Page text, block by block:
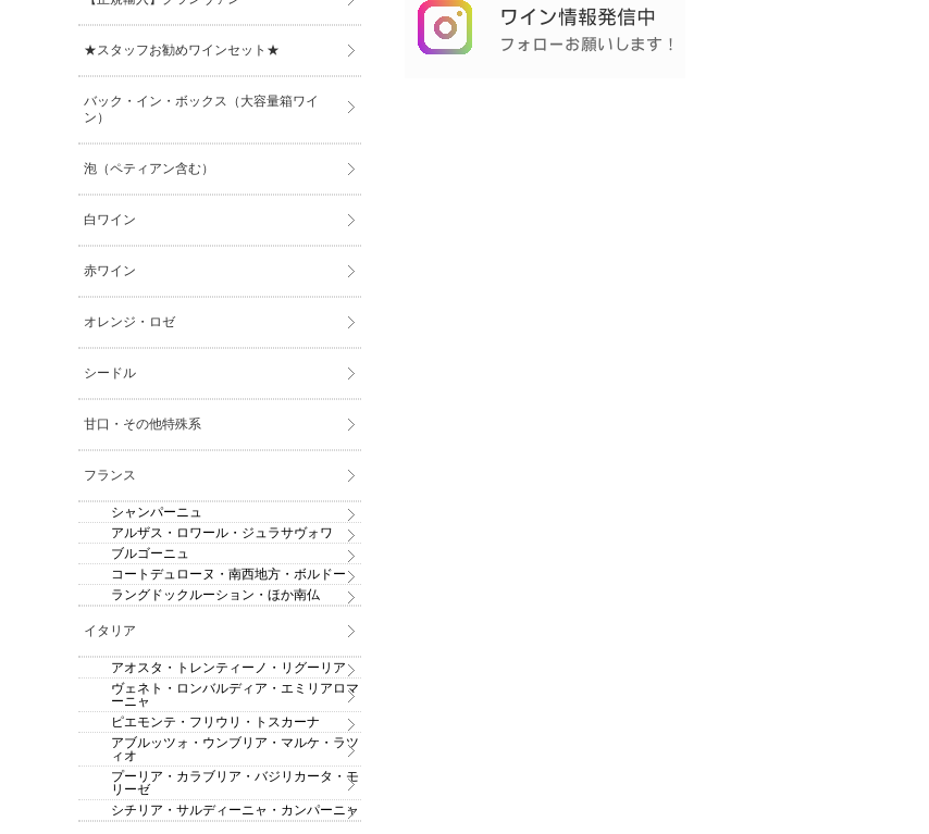
★スタッフお勧めワインセット★
バック・イン・ボックス（大容量箱ワイ
ン）
泡（ペティアン含む）
白ワイン
赤ワイン
オレンジ・ロゼ
シードル
甘口・その他特殊系
フランス
シャンパーニュ
アルザス・ロワール・ジュラサヴォワ
ブルゴーニュ
コートデュローヌ・南西地方・ボルドー
ラングドックルーション・ほか南仏
イタリア
アオスタ・トレンティーノ・リグーリア
ヴェネト・ロンバルディア・エミリアロマ
ーニャ
ピエモンテ・フリウリ・トスカーナ
アブルッツォ・ウンブリア・マルケ・ラツ
ィオ
プーリア・カラブリア・バジリカータ・モ
リーゼ
シチリア・サルディーニャ・カンパーニャ